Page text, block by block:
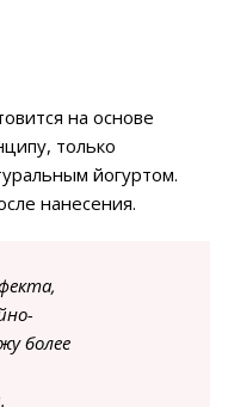
на основе
только
йогуртом.
нанесения.
более